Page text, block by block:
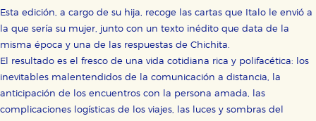
Esta edición, a cargo de su hija, recoge las cartas que Italo le envió a
la que sería su mujer, junto con un texto inédito que data de la
misma época y una de las respuestas de Chichita.
El resultado es el fresco de una vida cotidiana rica y polifacética: los
inevitables malentendidos de la comunicación a distancia, la
anticipación de los encuentros con la persona amada, las
complicaciones logísticas de los viajes, las luces y sombras del